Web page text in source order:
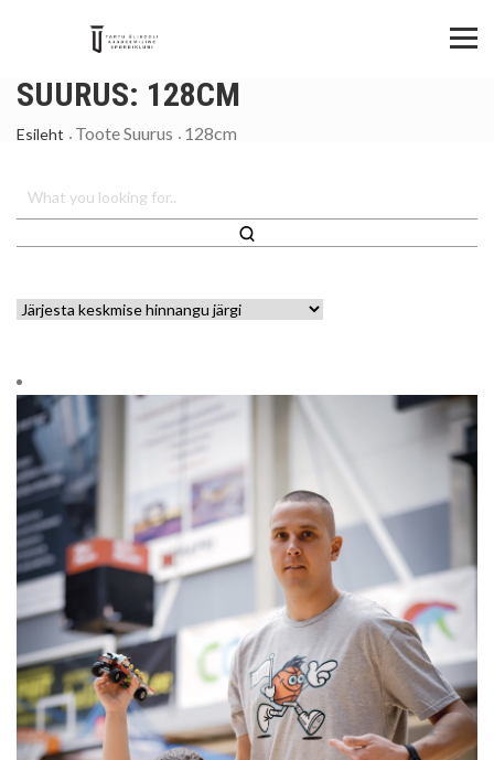
SUURUS: 128CM
Esileht Toote Suurus 128cm